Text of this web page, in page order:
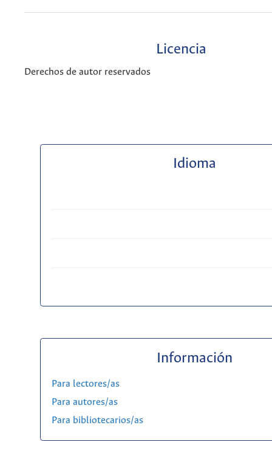
Licencia
Derechos de autor reservados
Idioma
Información
Para lectores/as
Para autores/as
Para bibliotecarios/as